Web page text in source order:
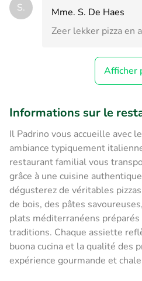
S.
Mme. S. De Haes
Zeer lekker pizza en
Afficher
Informations sur le
Il Padrino vous accueille avec
ambiance typiquement
restaurant familial vous
grâce à une cuisine
dégusterez de véritables
de bois, des pâtes
plats méditerranéens
traditions. Chaque assiette
buona cucina et la qualité des
expérience gourmande et